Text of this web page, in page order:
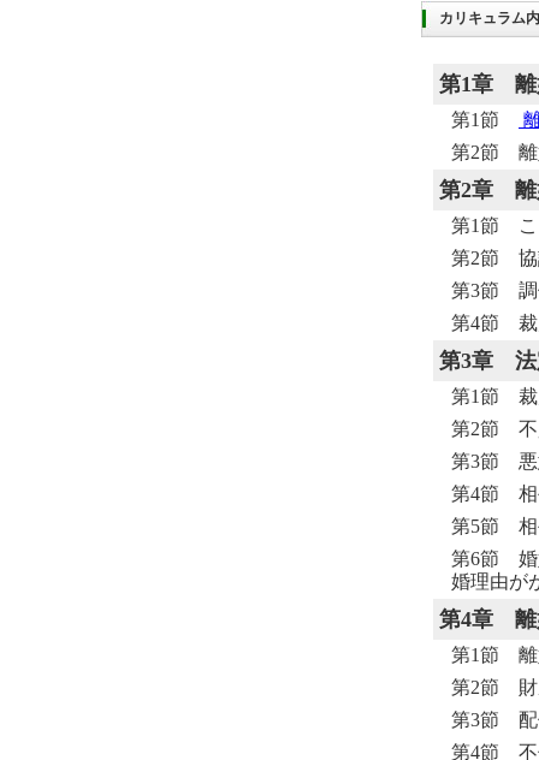
カリキュラム
第1章
第1節
第2節 離
第2章
第1節 こ
第2節 協
第3節 調
第4節 裁
第3章
第1節 裁
第2節
第3節 悪
第4節 相
第5節 相
第6節 婚
婚理由が
第4章
第1節 離
第2節 財
第3節 配
第4節 不